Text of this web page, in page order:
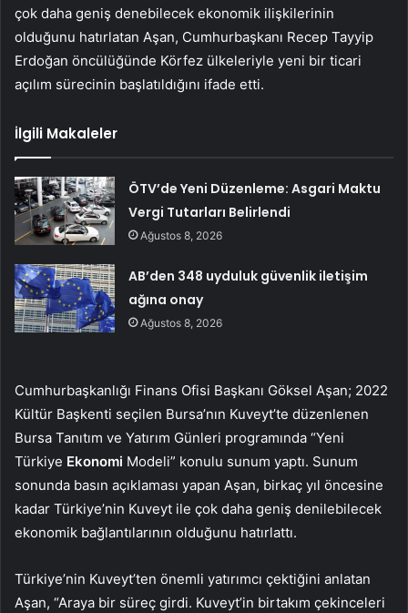
çok daha geniş denebilecek ekonomik ilişkilerinin
olduğunu hatırlatan Aşan, Cumhurbaşkanı Recep Tayyip
Erdoğan öncülüğünde Körfez ülkeleriyle yeni bir ticari
açılım sürecinin başlatıldığını ifade etti.
İlgili Makaleler
ÖTV’de Yeni Düzenleme: Asgari Maktu
Vergi Tutarları Belirlendi
Ağustos 8, 2026
AB’den 348 uyduluk güvenlik iletişim
ağına onay
Ağustos 8, 2026
Cumhurbaşkanlığı Finans Ofisi Başkanı Göksel Aşan; 2022
Kültür Başkenti seçilen Bursa’nın Kuveyt’te düzenlenen
Bursa Tanıtım ve Yatırım Günleri programında “Yeni
Türkiye Ekonomi Modeli” konulu sunum yaptı. Sunum
sonunda basın açıklaması yapan Aşan, birkaç yıl öncesine
kadar Türkiye’nin Kuveyt ile çok daha geniş denilebilecek
ekonomik bağlantılarının olduğunu hatırlattı.
Türkiye’nin Kuveyt’ten önemli yatırımcı çektiğini anlatan
Aşan, “Araya bir süreç girdi. Kuveyt’in birtakım çekinceleri